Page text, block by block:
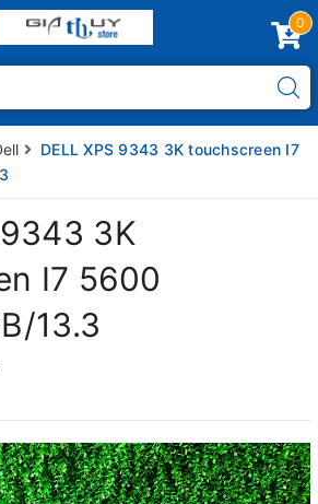
0
DELL XPS 9343 3K touchscreen I7
3K
I7 5600
13.3